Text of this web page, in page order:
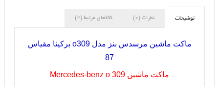
توضیحات نظرات (0) کالاهای مرتبط (2)
ماکت ماشین مرسدس بنز مدلo309 برکینا مقیاس
87
ماکت ماشین Mercedes-benz o 309